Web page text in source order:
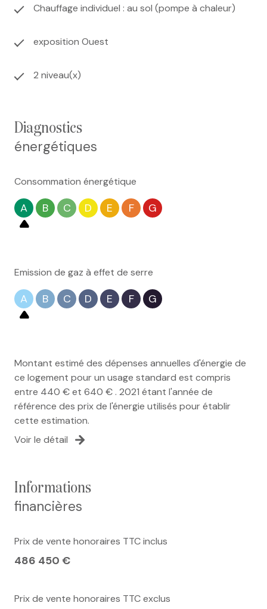
Chauffage individuel : au sol (pompe à chaleur)
exposition Ouest
2 niveau(x)
diagnostics
énergétiques
Consommation énergétique
A B C D E F G
Emission de gaz à effet de serre
A B C D E F G
Montant estimé des dépenses annuelles d'énergie de
ce logement pour un usage standard est compris
entre 440 € et 640 € . 2021 étant l'année de
référence des prix de l'énergie utilisés pour établir
cette estimation.
Voir le détail
informations
financières
Prix de vente honoraires TTC inclus
486 450 €
Prix de vente honoraires TTC exclus